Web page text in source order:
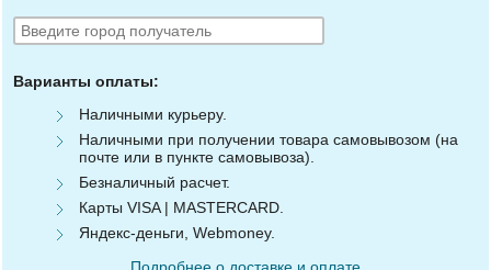
Варианты оплаты:
Наличными курьеру.
Наличными при получении товара самовывозом (на
почте или в пункте самовывоза).
Безналичный расчет.
Карты VISA | MASTERCARD.
Яндекс-деньги, Webmoney.
Подробнее о доставке и оплате